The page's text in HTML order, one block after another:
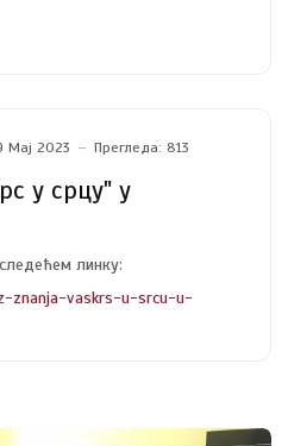
Мај 2023 Прегледа: 813
у срцу" у
линку:
znanja-vaskrs-u-srcu-u-